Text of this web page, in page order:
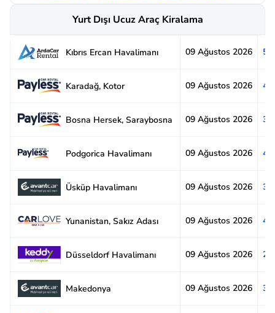
Yurt Dışı Ucuz Araç Kiralama
Kıbrıs Ercan Havalimanı 09 Ağustos 2026
Karadağ, Kotor 09 Ağustos 2026
Bosna Hersek, Saraybosna 09 Ağustos 2026
Podgorica Havalimanı 09 Ağustos 2026
Üsküp Havalimanı 09 Ağustos 2026
Yunanistan, Sakız Adası 09 Ağustos 2026
Düsseldorf Havalimanı 09 Ağustos 2026
Makedonya 09 Ağustos 2026